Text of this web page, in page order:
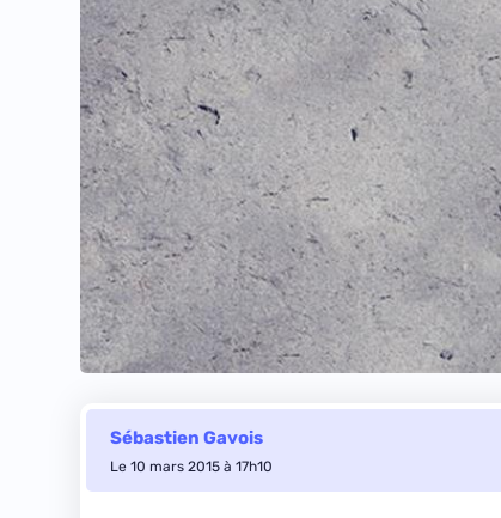
Sébastien Gavois
Le 10 mars 2015 à 17h10